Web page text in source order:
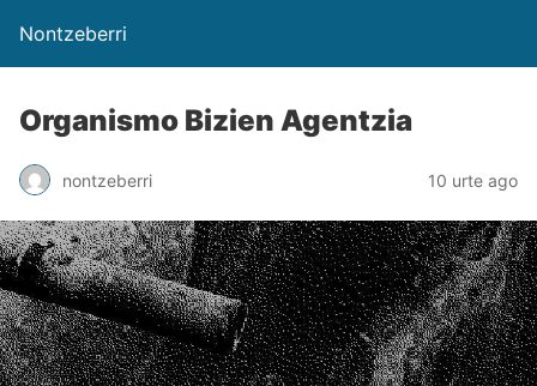
Nontzeberri
Organismo Bizien Agentzia
nontzeberri 10 urte ago